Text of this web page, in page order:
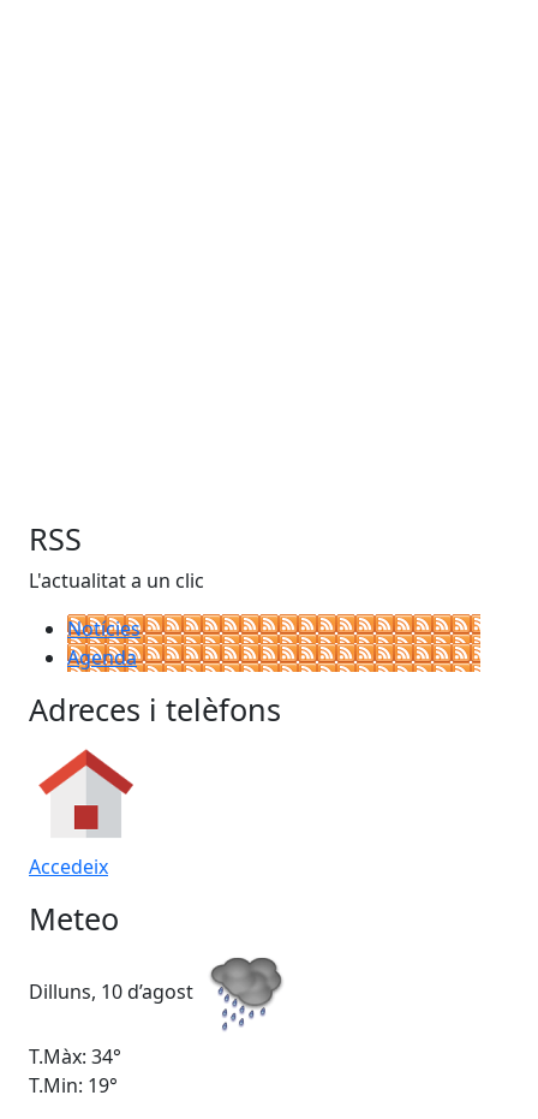
RSS
L'actualitat a un clic
Notícies
Agenda
Adreces i telèfons
Accedeix
Meteo
Dilluns, 10 d’agost
T.Màx: 34°
T.Min: 19°